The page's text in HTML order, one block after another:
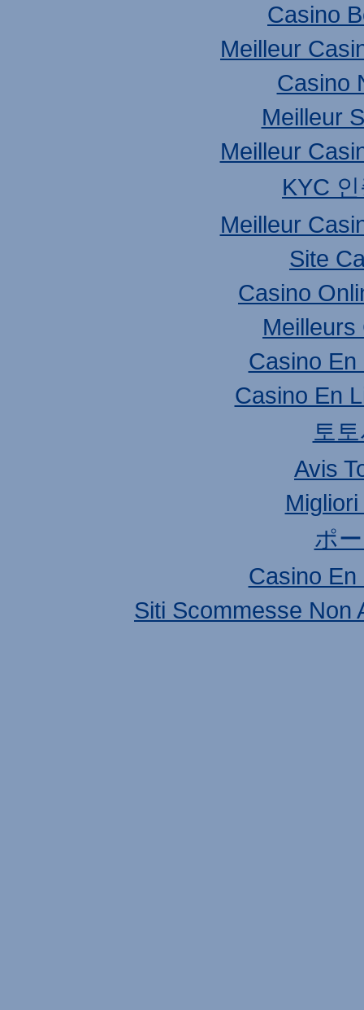
Casino
Meilleur
Casino
Meilleur
Meilleur
KYC
Meilleur
Site
Casino
Meilleurs
Casino En
Casino En
토
Avis
ポ
Casino En
Siti Scommesse Non